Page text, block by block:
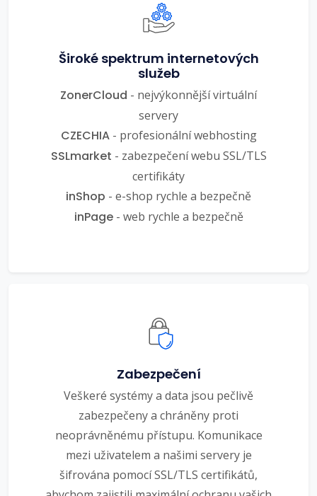
Široké spektrum internetových
služeb
ZonerCloud - nejvýkonnější virtuální
servery
CZECHIA- profesionální webhosting
SSLmarket - zabezpečení webu SSL/TLS
certifikáty
inShop - e-shop rychle a bezpečně
inPage- web rychle a bezpečně
Zabezpečení
Veškeré systémy a data jsou pečlivě
zabezpečeny a chráněny proti
neoprávněnému přístupu. Komunikace
mezi uživatelem a našimi servery je
šifrována pomocí SSL/TLS certifikátů,